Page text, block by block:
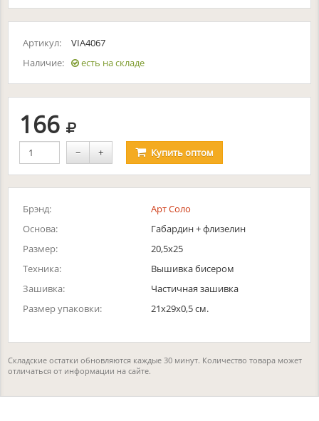
Артикул:
VIA4067
Наличие:
есть на складе
166 руб.
− + Купитьоптом
Брэнд:
Арт Соло
Основа:
Габардин + флизелин
Размер:
20,5х25
Техника:
Вышивка бисером
Зашивка:
Частичная зашивка
Размер упаковки:
21x29x0,5 см.
Складские остатки обновляются каждые 30 минут. Количество товара может
отличаться от информации на сайте.